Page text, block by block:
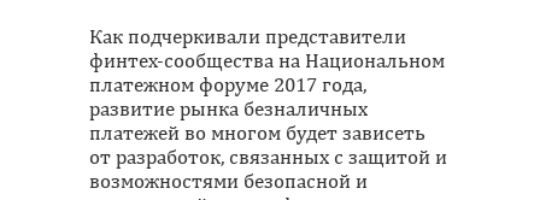
Как подчеркивали представители
финтех-сообщества на Национальном
платежном форуме 2017 года,
развитие рынка безналичных
платежей во многом будет зависеть
от разработок, связанных с защитой и
возможностями безопасной и